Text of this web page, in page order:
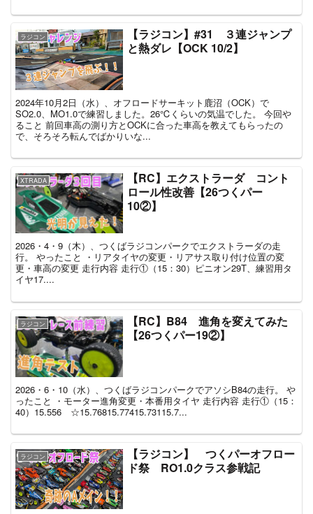
ラジコン
【ラジコン】#31 ３連ジャンプ
と熱ダレ【OCK 10/2】
2024年10月2日（水）、オフロードサーキット鹿沼（OCK）で
SO2.0、MO1.0で練習しました。26℃くらいの気温でした。 今回や
ること 前回車高の測り方とOCKに合った車高を教えてもらったの
で、そろそろ転んでばかりいな...
XTRADA
【RC】エクストラーダ コント
ロール性改善【26つくパー
10②】
2026・4・9（木）、つくばラジコンパークでエクストラーダの走
行。 やったこと ・リアタイヤの変更・リアサス取り付け位置の変
更・車高の変更 走行内容 走行①（15：30）ピニオン29T、練習用タ
イヤ17....
ラジコン
【RC】B84 進角を変えてみた
【26つくパー19②】
2026・6・10（水）、つくばラジコンパークでアソシB84の走行。 や
ったこと ・モーター進角変更・本番用タイヤ 走行内容 走行①（15：
40）15.556 ☆15.76815.77415.73115.7...
ラジコン
【ラジコン】 つくパーオフロー
ド祭 RO1.0クラス参戦記